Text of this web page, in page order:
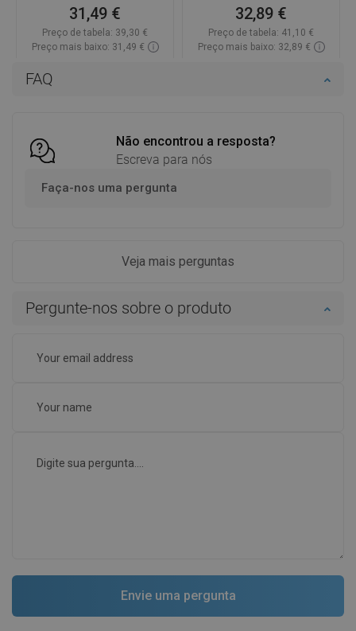
FAQ
Não encontrou a resposta?
Escreva para nós
Faça-nos uma pergunta
Veja mais perguntas
Pergunte-nos sobre o produto
31,49 €
Preço de tabela: 39,30 €
Preço mais baixo: 31,49 €
32,89 €
Preço de tabela: 41,10 €
Preço mais baixo: 32,89 €